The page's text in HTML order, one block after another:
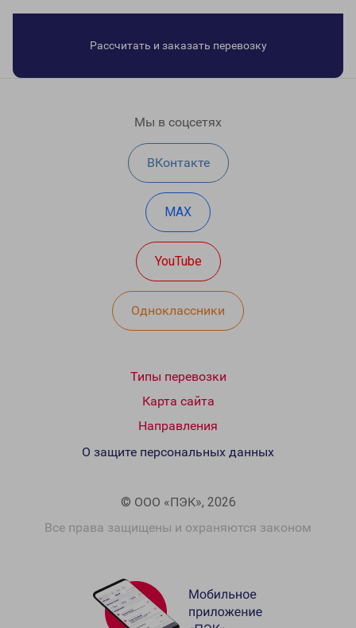
Рассчитать и заказать перевозку
Мы в соцсетях
ВКонтакте
MAX
YouTube
Одноклассники
Типы перевозки
Карта сайта
Направления
© ООО «ПЭК», 2026
Все права защищены и охраняются законом
О защите персональных данных